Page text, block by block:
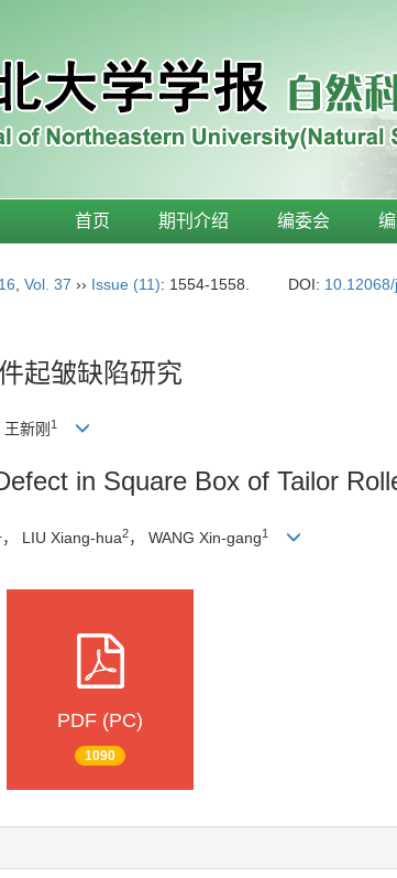
首页 期刊介绍 编委会
Vol. 37 ›› Issue (11): 1554-1558. DOI:
起皱缺陷研究
王新刚 1
in Square Box of Tailor
， LIU Xiang-hua2， WANG Xin-gang1
PDF (PC)
1090